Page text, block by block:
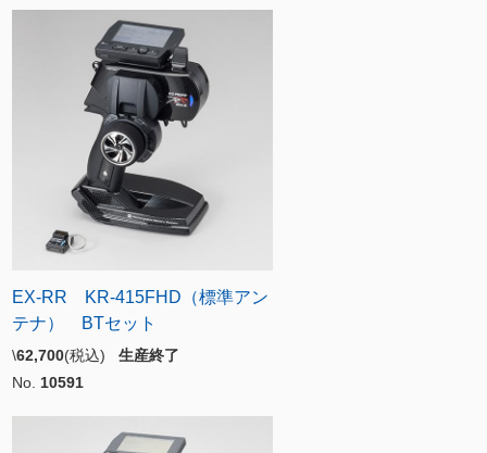
EX-RR KR-415FHD（標準アン
テナ） BTセット
\62,700(税込) 生産終了
No. 10591